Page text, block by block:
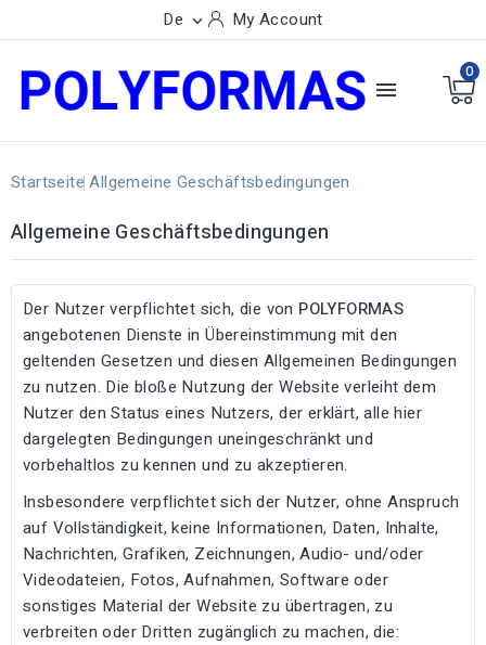
De  My Account

0
Startseite Allgemeine Geschäftsbedingungen
Allgemeine Geschäftsbedingungen
Der Nutzer verpflichtet sich, die von POLYFORMAS
angebotenen Dienste in Übereinstimmung mit den
geltenden Gesetzen und diesen Allgemeinen Bedingungen
zu nutzen. Die bloße Nutzung der Website verleiht dem
Nutzer den Status eines Nutzers, der erklärt, alle hier
dargelegten Bedingungen uneingeschränkt und
vorbehaltlos zu kennen und zu akzeptieren.
Insbesondere verpflichtet sich der Nutzer, ohne Anspruch
auf Vollständigkeit, keine Informationen, Daten, Inhalte,
Nachrichten, Grafiken, Zeichnungen, Audio- und/oder
Videodateien, Fotos, Aufnahmen, Software oder
sonstiges Material der Website zu übertragen, zu
verbreiten oder Dritten zugänglich zu machen, die: